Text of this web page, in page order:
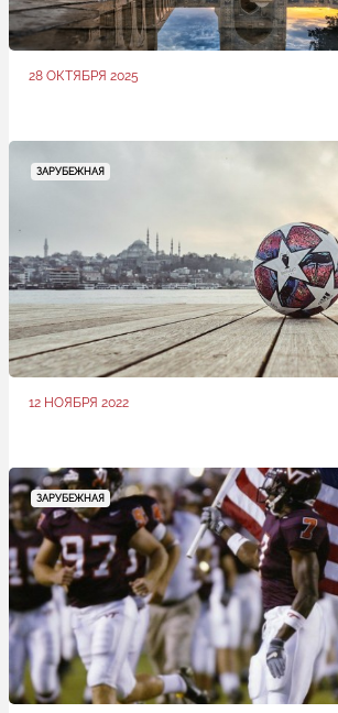
28 ОКТЯБРЯ 2025
ЗАРУБЕЖНАЯ
12 НОЯБРЯ 2022
ЗАРУБЕЖНАЯ